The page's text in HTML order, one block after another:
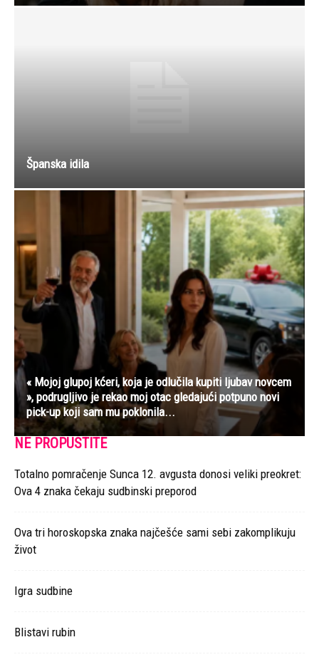
Španska idila
« Mojoj glupoj kćeri, koja je odlučila kupiti ljubav novcem
», podrugljivo je rekao moj otac gledajući potpuno novi
pick-up koji sam mu poklonila...
NE PROPUSTITE
Totalno pomračenje Sunca 12. avgusta donosi veliki preokret:
Ova 4 znaka čekaju sudbinski preporod
Ova tri horoskopska znaka najčešće sami sebi zakomplikuju
život
Igra sudbine
Blistavi rubin